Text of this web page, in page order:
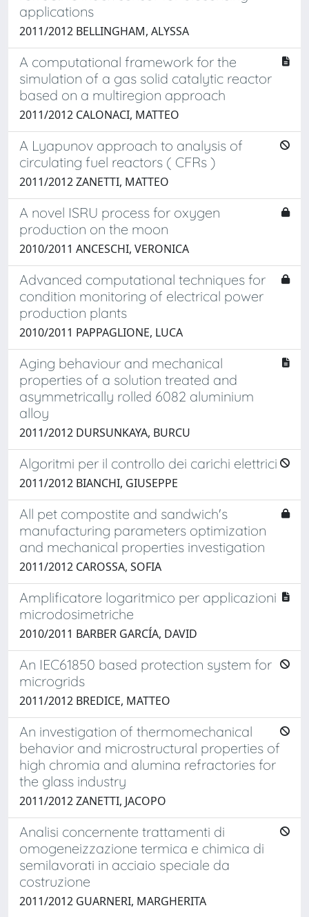
applications
2011/2012 BELLINGHAM, ALYSSA
A computational framework for the
simulation of a gas solid catalytic reactor
based on a multiregion approach
2011/2012 CALONACI, MATTEO
A Lyapunov approach to analysis of
circulating fuel reactors ( CFRs )
2011/2012 ZANETTI, MATTEO
A novel ISRU process for oxygen
production on the moon
2010/2011 ANCESCHI, VERONICA
Advanced computational techniques for
condition monitoring of electrical power
production plants
2010/2011 PAPPAGLIONE, LUCA
Aging behaviour and mechanical
properties of a solution treated and
asymmetrically rolled 6082 aluminium
alloy
2011/2012 DURSUNKAYA, BURCU
Algoritmi per il controllo dei carichi elettrici
2011/2012 BIANCHI, GIUSEPPE
All pet compostite and sandwich's
manufacturing parameters optimization
and mechanical properties investigation
2011/2012 CAROSSA, SOFIA
Amplificatore logaritmico per applicazioni
microdosimetriche
2010/2011 BARBER GARCÍA, DAVID
An IEC61850 based protection system for
microgrids
2011/2012 BREDICE, MATTEO
An investigation of thermomechanical
behavior and microstructural properties of
high chromia and alumina refractories for
the glass industry
2011/2012 ZANETTI, JACOPO
Analisi concernente trattamenti di
omogeneizzazione termica e chimica di
semilavorati in acciaio speciale da
costruzione
2011/2012 GUARNERI, MARGHERITA